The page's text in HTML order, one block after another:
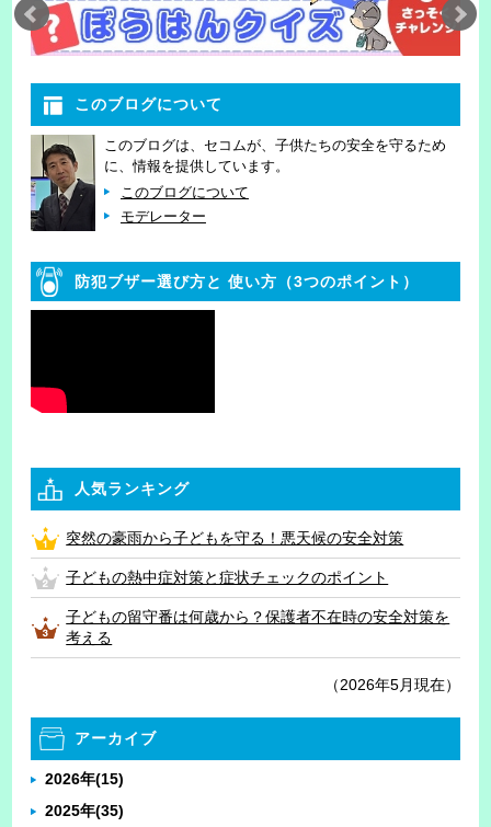
このブログについて
このブログは、セコムが、子供たちの安全を守るため
に、情報を提供しています。
このブログについて
モデレーター
防犯ブザー選び方と 使い方（3つのポイント）
人気ランキング
突然の豪雨から子どもを守る！悪天候の安全対策
子どもの熱中症対策と症状チェックのポイント
子どもの留守番は何歳から？保護者不在時の安全対策を
考える
（2026年5月現在）
アーカイブ
2026年(15)
2025年(35)